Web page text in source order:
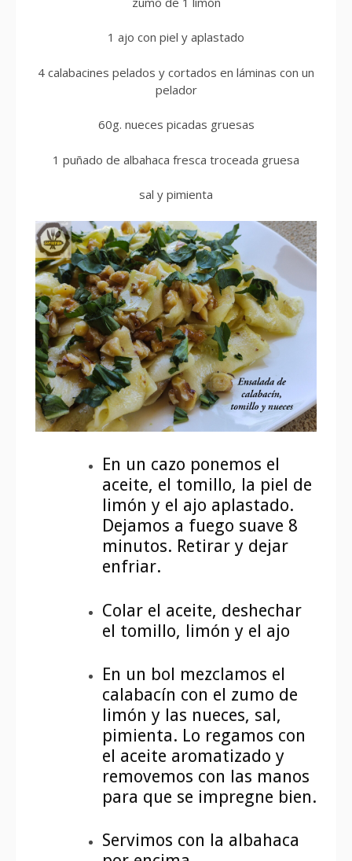
1 ajo con piel y aplastado
4 calabacines pelados y cortados en láminas con un
pelador
60g. nueces picadas gruesas
1 puñado de albahaca fresca troceada gruesa
sal y pimienta
En un cazo ponemos el
aceite, el tomillo, la piel de
limón y el ajo aplastado.
Dejamos a fuego suave 8
minutos. Retirar y dejar
enfriar.
Colar el aceite, deshechar
el tomillo, limón y el ajo
En un bol mezclamos el
calabacín con el zumo de
limón y las nueces, sal,
pimienta. Lo regamos con
el aceite aromatizado y
removemos con las manos
para que se impregne bien.
Servimos con la albahaca